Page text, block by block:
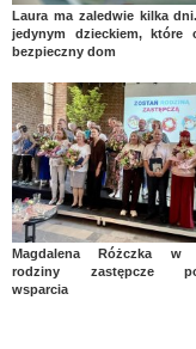
Laura ma zaledwie kilka
jedynym dzieckiem, które
bezpieczny dom
Magdalena Różczka w
rodziny zastępcze
wsparcia